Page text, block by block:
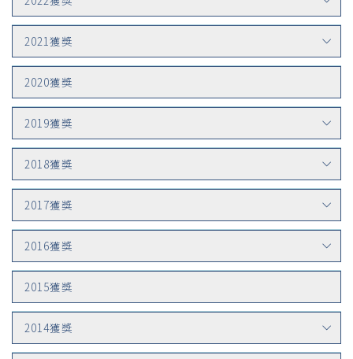
2021獲獎
2020獲獎
2019獲獎
2018獲獎
2017獲獎
2016獲獎
2015獲獎
2014獲獎